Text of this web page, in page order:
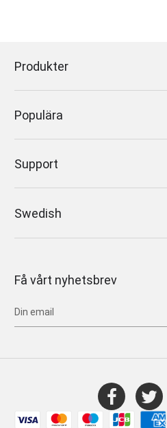
Produkter
Populära
Support
Swedish
Få vårt nyhetsbrev